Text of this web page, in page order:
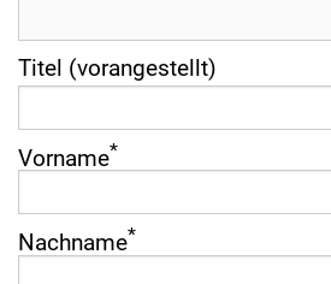
Titel (vorangestellt)
Vorname*
Nachname*